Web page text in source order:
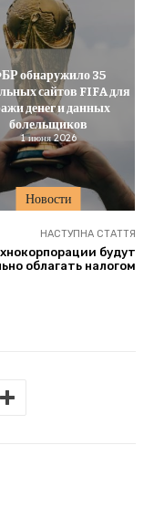
Новости
обнаружило 35
сайтов FIFA для
денег и данных
болельщиков
1 июня 2026
НАСТУПНА СТАТТЯ
будут
облагать налогом